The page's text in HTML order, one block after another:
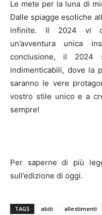
Le mete per la luna di
Dalle spiagge esotiche
infinite. Il 2024 vi
un’avventura unica
conclusione, il 2024
indimenticabili, dove la
saranno le vere
vostro stile unico e a
sempre!
Per saperne di più
sull’edizione di oggi.
TAGS abiti allestimenti